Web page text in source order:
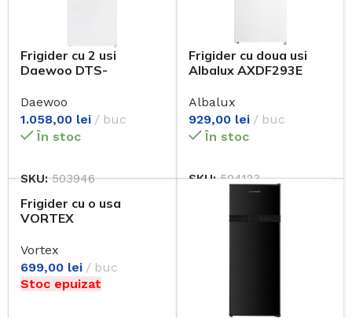
Frigider cu 2 usi
Daewoo DTS-
Alb, Clasa E
Daewoo
1.058,00 lei
buc
În stoc
SKU:503946
Frigider cu doua usi
Albalux AXDF293E
Albalux
929,00 lei
buc
În stoc
SKU:504123
Frigider cu o usa
VORTEX
85 cm, Clasa E, alb
Vortex
699,00 lei
buc
Stoc epuizat